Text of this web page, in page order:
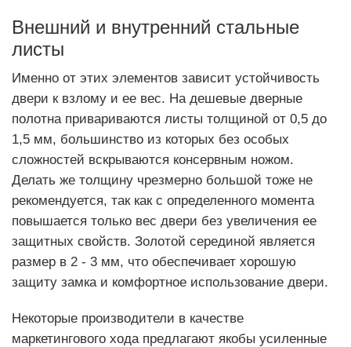
Внешний и внутренний стальные
листы
Именно от этих элементов зависит устойчивость
двери к взлому и ее вес. На дешевые дверные
полотна привариваются листы толщиной от 0,5 до
1,5 мм, большинство из которых без особых
сложностей вскрываются консервным ножом.
Делать же толщину чрезмерно большой тоже не
рекомендуется, так как с определенного момента
повышается только вес двери без увеличения ее
защитных свойств. Золотой серединой является
размер в 2 - 3 мм, что обеспечивает хорошую
защиту замка и комфортное использование двери.
Некоторые производители в качестве
маркетингового хода предлагают якобы усиленные